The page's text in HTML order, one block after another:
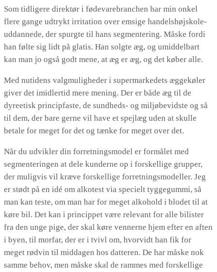
Som tidligere direktør i fødevarebranchen har min onkel
flere gange udtrykt irritation over emsige handelshøjskole-
uddannede, der spurgte til hans segmentering. Måske fordi
han følte sig lidt på glatis. Han solgte æg, og umiddelbart
kan man jo også godt mene, at æg er æg, og det køber alle.
Med nutidens valgmuligheder i supermarkedets æggekøler
giver det imidlertid mere mening. Der er både æg til de
dyreetisk principfaste, de sundheds- og miljøbevidste og så
til dem, der bare gerne vil have et spejlæg uden at skulle
betale for meget for det og tænke for meget over det.
Når du udvikler din forretningsmodel er formålet med
segmenteringen at dele kunderne op i forskellige grupper,
der muligvis vil kræve forskellige forretningsmodeller. Jeg
er stødt på en idé om alkotest via specielt tyggegummi, så
man kan teste, om man har for meget alkohold i blodet til at
køre bil. Det kan i princippet være relevant for alle bilister
fra den unge pige, der skal køre vennerne hjem efter en aften
i byen, til morfar, der er i tvivl om, hvorvidt han fik for
meget rødvin til middagen hos datteren. De har måske nok
samme behov, men måske skal de rammes med forskellige